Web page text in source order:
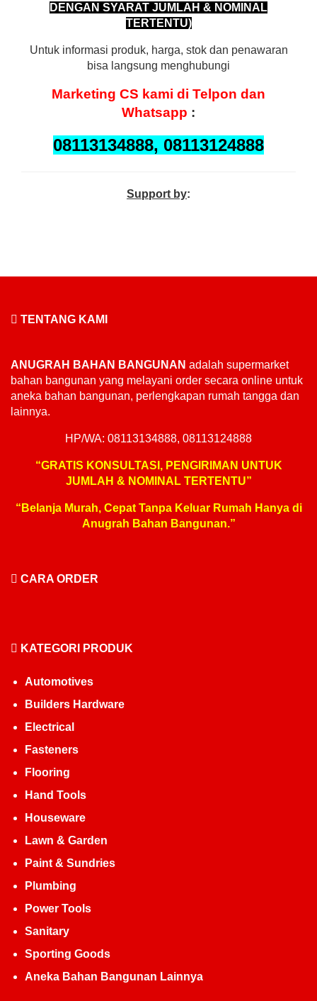
DENGAN SYARAT JUMLAH & NOMINAL
TERTENTU)
Untuk informasi produk, harga, stok dan penawaran
bisa langsung menghubungi
Marketing CS kami di Telpon dan
Whatsapp :
08113134888, 08113124888
Support by:
TENTANG KAMI
ANUGRAH BAHAN BANGUNAN adalah supermarket
bahan bangunan yang melayani order secara online untuk
aneka bahan bangunan, perlengkapan rumah tangga dan
lainnya.
HP/WA: 08113134888, 08113124888
“GRATIS KONSULTASI, PENGIRIMAN UNTUK
JUMLAH & NOMINAL TERTENTU”
“Belanja Murah, Cepat Tanpa Keluar Rumah Hanya di
Anugrah Bahan Bangunan.”
CARA ORDER
KATEGORI PRODUK
Automotives
Builders Hardware
Electrical
Fasteners
Flooring
Hand Tools
Houseware
Lawn & Garden
Paint & Sundries
Plumbing
Power Tools
Sanitary
Sporting Goods
Aneka Bahan Bangunan Lainnya